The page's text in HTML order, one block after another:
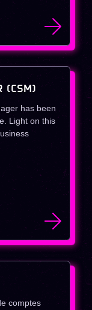
(CSM)
has been
Light on this
comptes